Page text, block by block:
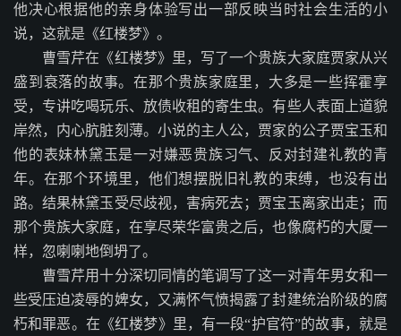
他决心根据他的亲身体验写出一部反映当时社会生活的小
说，这就是《红楼梦》。
曹雪芹在《红楼梦》里，写了一个贵族大家庭贾家从兴
盛到衰落的故事。在那个贵族家庭里，大多是一些挥霍享
受，专讲吃喝玩乐、放债收租的寄生虫。有些人表面上道貌
岸然，内心肮脏刻薄。小说的主人公，贾家的公子贾宝玉和
他的表妹林黛玉是一对嫌恶贵族习气、反对封建礼教的青
年。在那个环境里，他们想摆脱旧礼教的束缚，也没有出
路。结果林黛玉受尽歧视，害病死去；贾宝玉离家出走；而
那个贵族大家庭，在享尽荣华富贵之后，也像腐朽的大厦一
样，忽喇喇地倒坍了。
曹雪芹用十分深切同情的笔调写了这一对青年男女和一
些受压迫凌辱的婢女，又满怀气愤揭露了封建统治阶级的腐
朽和罪恶。在《红楼梦》里，有一段“护官符”的故事，就是